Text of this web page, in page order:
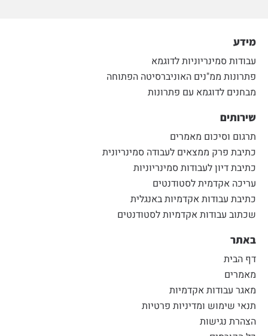
מידע
עבודות סמינריוניות לדוגמא
פתרונות ממ"נים האוניברסיטה הפתוחה
מבחנים לדוגמא עם פתרונות
שירותים
תרגום וסיכום מאמרים
כתיבת פרק ממצאים לעבודה סמינריונית
כתיבת דיון לעבודות סמינריוניות
עריכה אקדמית לסטודנטים
כתיבת עבודות אקדמיות באנגלית
שכתוב עבודות אקדמיות לסטודנטים
באתר
דף הבית
מאמרים
מאגר עבודות אקדמיות
תנאי שימוש ומדיניות פרטיות
הצהרת נגישות